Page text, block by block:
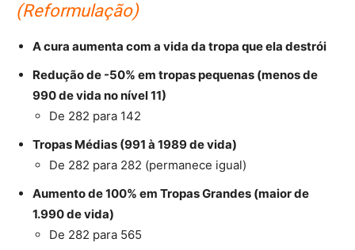
(Reformulação)
A cura aumenta com a vida da tropa que ela destrói
Redução de -50% em tropas pequenas (menos de
990 de vida no nível 11)
De 282 para 142
Tropas Médias (991 à 1989 de vida)
De 282 para 282 (permanece igual)
Aumento de 100% em Tropas Grandes (maior de
1.990 de vida)
De 282 para 565